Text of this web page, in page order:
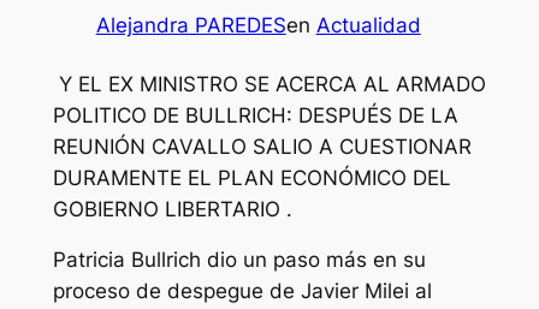
Alejandra PAREDESen Actualidad
Y EL EX MINISTRO SE ACERCA AL ARMADO
POLITICO DE BULLRICH: DESPUÉS DE LA
REUNIÓN CAVALLO SALIO A CUESTIONAR
DURAMENTE EL PLAN ECONÓMICO DEL
GOBIERNO LIBERTARIO .
Patricia Bullrich dio un paso más en su
proceso de despegue de Javier Milei al